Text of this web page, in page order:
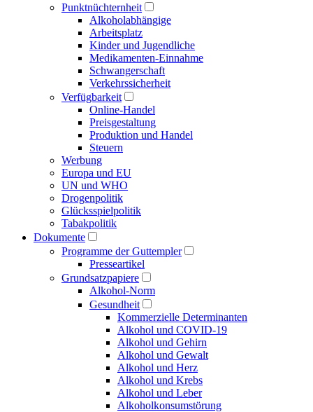
Punktnüchternheit
Alkoholabhängige
Arbeitsplatz
Kinder und Jugendliche
Medikamenten-Einnahme
Schwangerschaft
Verkehrssicherheit
Verfügbarkeit
Online-Handel
Preisgestaltung
Produktion und Handel
Steuern
Werbung
Europa und EU
UN und WHO
Drogenpolitik
Glücksspielpolitik
Tabakpolitik
Dokumente
Programme der Guttempler
Presse­artikel
Grundsatzpapiere
Alkohol-Norm
Gesundheit
Kommerzielle Determinanten
Alkohol und COVID-19
Alkohol und Gehirn
Alkohol und Gewalt
Alkohol und Herz
Alkohol und Krebs
Alkohol und Leber
Alkoholkonsumstörung